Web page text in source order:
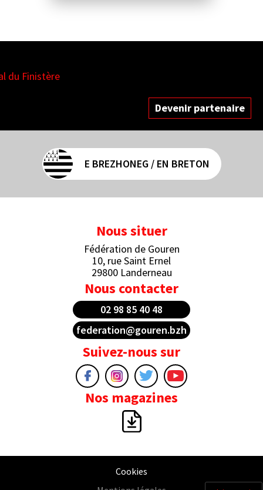
Devenir partenaire
E BREZHONEG / EN BRETON
Nous situer
Fédération de Gouren
10, rue Saint Ernel
29800 Landerneau
Nous contacter
02 98 85 40 48
federation@gouren.bzh
Suivez-nous sur
Nos magazines
Cookies